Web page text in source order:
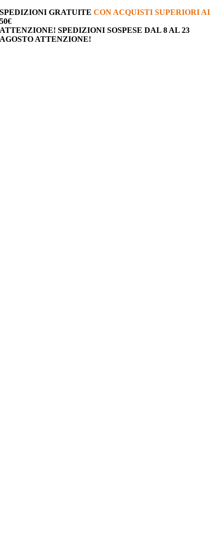
Salta
al
contenuto
SPEDIZIONIGRATUITE CON ACQUISTI SUPERIORI AI
50€
ATTENZIONE!SPEDIZIONI SOSPESE DAL 8 AL 23
AGOSTO ATTENZIONE!